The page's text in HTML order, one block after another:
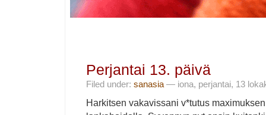
Perjantai 13. päivä
Filed under: sanasia — iona, perjantai, 13
Harkitsen vakavissani v*tutus